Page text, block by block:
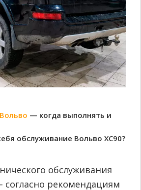
— когда выполнять и
обслуживание Вольво ХС90?
обслуживания
согласно рекомендациям